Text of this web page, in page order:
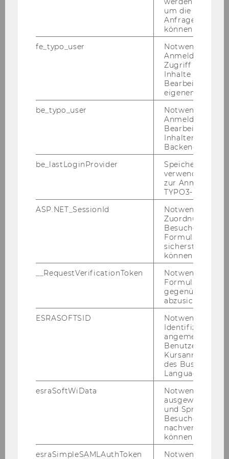
Talkgemeinsam mit Daniela
nähern und vielleicht schon
Kompetenzen & Ziele
kommt meine Definition
Aspektesind
eine umfassende
Erfolgsdefinitionzu
berücksichtigen?
Differenzierenzwischen
gesellschaftlicher
konditionierten
Erfolgsmessgrößen und
persönlich relevanten
lernen: Wie
Zufriedenheit?
Die Anmeldung für
diesen Talk ist bereits
Kannst du nicht
um die Antwort
Anfrage
können.
fe_typo_user
Notwendig für
Anmeldung und
Zugriff auf
Inhalte oder zur
Bearbeitung des
eigenen Profils.
be_typo_user
Notwendig für
Anmeldung und
Bearbeitung von
Inhalten im
Backend.
be_lastLoginProvider
Speichert die
verwendete
zur Anmeldung
TYPO3-Backend.
ASP.NET_SessionId
Notwendig, um
Zuordnung von
Besucher zu
sicherstellen zu
können.
__RequestVerificationToken
Notwendig, um
gegenüber
abzusichern.
ESRASOFTSID
Notwendig zur
Identifizierung
angemeldeten
Benutzers im
des Business
Language
esraSoftWiData
Notwendig um
ausgewählte
und
Besuchers
nachverfolgen
können.
esraSimpleSAMLAuthToken
Notwendig zur